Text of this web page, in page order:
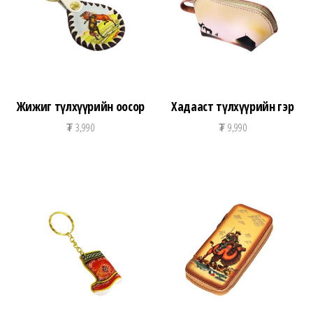
Жижиг түлхүүрийн оосор
₮3,990
Хадааст түлхүүрийн гэр
₮9,990